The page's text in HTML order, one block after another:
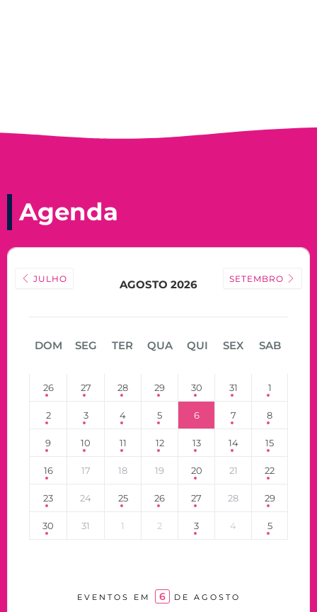
Agenda
JULHO AGOSTO 2026 SETEMBRO
DOM SEG TER QUA QUI SEX SAB
26 27 28 29 30 31 1
2 3 4 5 6 7 8
9 10 11 12 13 14 15
16 17 18 19 20 21 22
23 24 25 26 27 28 29
30 31 1 2 3 4 5
EVENTOS EM 6 DE AGOSTO